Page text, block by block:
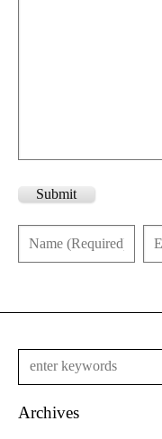
Submit
Archives